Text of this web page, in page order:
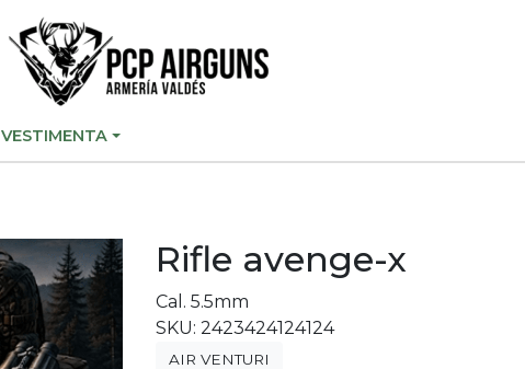
VESTIMENTA
Rifle avenge-x
Cal. 5.5mm
SKU: 2423424124124
AIR VENTURI